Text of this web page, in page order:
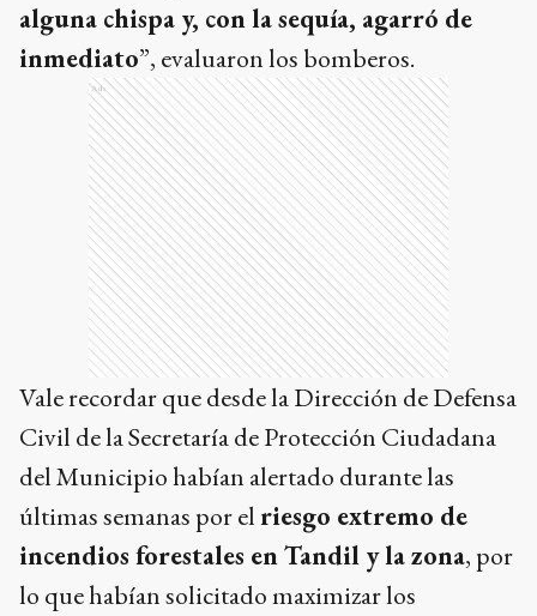
alguna chispa y, con la sequía, agarró de
inmediato”, evaluaron los bomberos.
Ads
Vale recordar que desde la Dirección de Defensa
Civil de la Secretaría de Protección Ciudadana
del Municipio habían alertado durante las
últimas semanas por elriesgo extremo de
incendios forestales en Tandil y la zona, por
lo que habían solicitado maximizar los